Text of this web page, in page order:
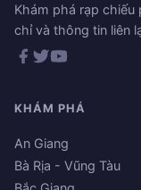
Khám phá rạp
chỉ và thông tin liên
KHÁM PHÁ
An Giang
Bà Rịa - Vũng Tàu